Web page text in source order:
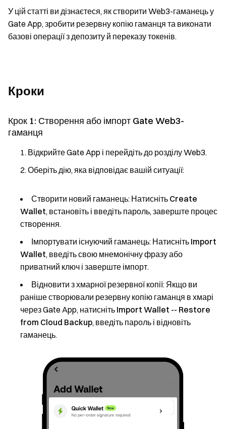
У цій статті ви дізнаєтеся, як створити Web3-гаманець у
Gate App, зробити резервну копію гаманця та виконати
базові операції з депозиту й переказу токенів.
Кроки
Крок 1: Створення або імпорт Gate Web3-
гаманця
Відкрийте Gate App і перейдіть до розділу Web3.
Оберіть дію, яка відповідає вашій ситуації:
Створити новий гаманець: Натисніть Create
Wallet, встановіть і введіть пароль, заверште процес
створення.
Імпортувати існуючий гаманець: Натисніть Import
Wallet, введіть свою мнемонічну фразу або
приватний ключ і заверште імпорт.
Відновити з хмарної резервної копії: Якщо ви
раніше створювали резервну копію гаманця в хмарі
через Gate App, натисніть Import Wallet -- Restore
from Cloud Backup, введіть пароль і відновіть
гаманець.